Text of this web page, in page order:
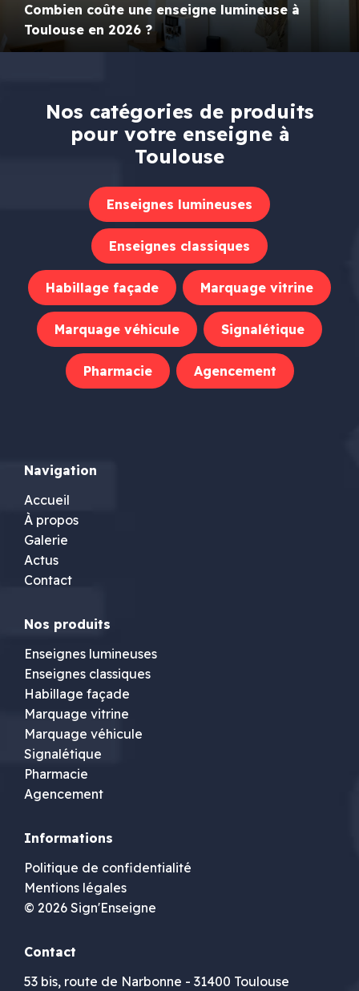
Combien coûte une enseigne lumineuse à
Toulouse en 2026 ?
Nos catégories de produits
pour votre enseigne à
Toulouse
Enseignes lumineuses
Enseignes classiques
Habillage façade Marquage vitrine
Marquage véhicule Signalétique
Pharmacie Agencement
Navigation
Accueil
À propos
Galerie
Actus
Contact
Nos produits
Enseignes lumineuses
Enseignes classiques
Habillage façade
Marquage vitrine
Marquage véhicule
Signalétique
Pharmacie
Agencement
Informations
Politique de confidentialité
Mentions légales
© 2026 Sign'Enseigne
Contact
53 bis, route de Narbonne - 31400 Toulouse